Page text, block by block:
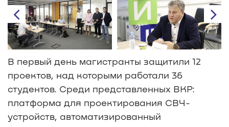
В первый день магистранты защитили 12
проектов, над которыми работали 36
студентов. Среди представленных ВКР:
платформа для проектирования СВЧ-
устройств, автоматизированный